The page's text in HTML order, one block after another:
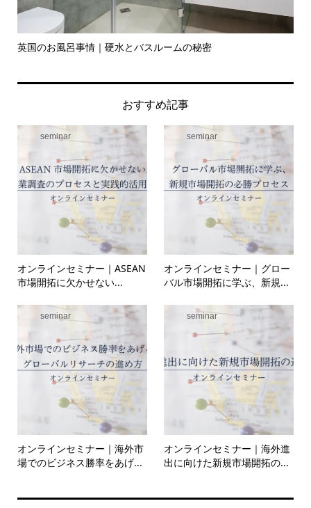
英国のお風呂事情｜硬水とバスルームの秘密
おすすめ記事
seminar
オンラインセミナー｜ASEAN
市場開拓に欠かせない...
seminar
オンラインセミナー｜グロー
バル市場開拓に学ぶ、新規...
seminar
オンラインセミナー｜海外市
場でのビジネス勝率をあげ...
seminar
オンラインセミナー｜海外進
出に向けた新規市場開拓の...